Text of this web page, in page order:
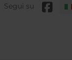
Segui su